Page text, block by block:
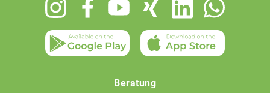
Beratung